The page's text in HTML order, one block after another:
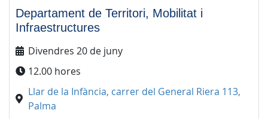
Departament de Territori, Mobilitat i
Infraestructures
Divendres 20 de juny
12.00 hores
Llar de la Infància, carrer del General Riera 113,
Palma